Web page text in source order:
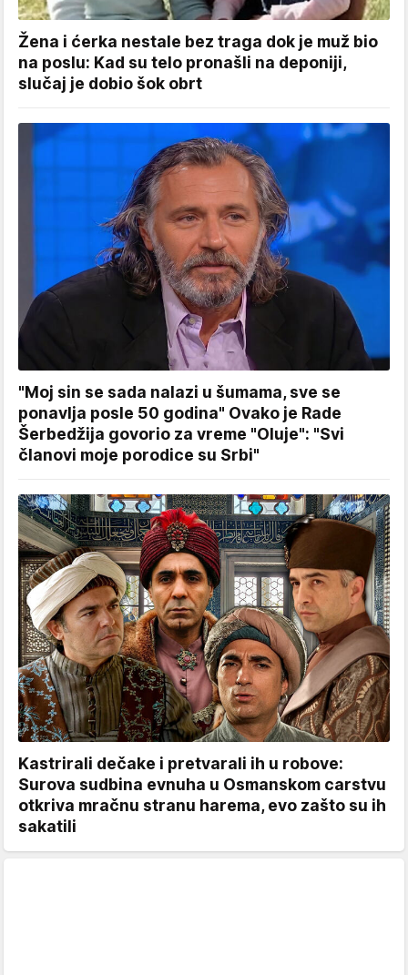
Žena i ćerka nestale bez traga dok je muž bio
na poslu: Kad su telo pronašli na deponiji,
slučaj je dobio šok obrt
"Moj sin se sada nalazi u šumama, sve se
ponavlja posle 50 godina" Ovako je Rade
Šerbedžija govorio za vreme "Oluje": "Svi
članovi moje porodice su Srbi"
Kastrirali dečake i pretvarali ih u robove:
Surova sudbina evnuha u Osmanskom carstvu
otkriva mračnu stranu harema, evo zašto su ih
sakatili